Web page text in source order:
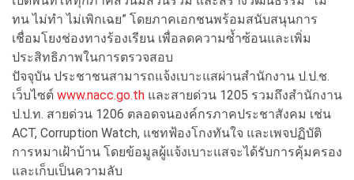
ทน ไม่ทำ ไม่เพิกเฉย” โดยภาคเอกชนพร้อมสนับสนุนการ
เชื่อมโยงช่องทางร้องเรียน เพื่อลดความซ้ำซ้อนและเพิ่ม
ประสิทธิภาพในการตรวจสอบ
ปัจจุบัน ประชาชนสามารถแจ้งเบาะแสผ่านสำนักงาน ป.ป.ช.
เว็บไซต์ www.nacc.go.th และสายด่วน 1205 รวมถึงสำนักงาน
ป.ป.ท. สายด่วน 1206 ตลอดจนองค์กรภาคประชาสังคม เช่น
ACT, Corruption Watch, แชทฟ้องโกงทันใจ และเพจปฏิบัติ
การหมาเฝ้าบ้าน โดยข้อมูลผู้แจ้งเบาะแสจะได้รับการคุ้มครอง
และเก็บเป็นความลับ